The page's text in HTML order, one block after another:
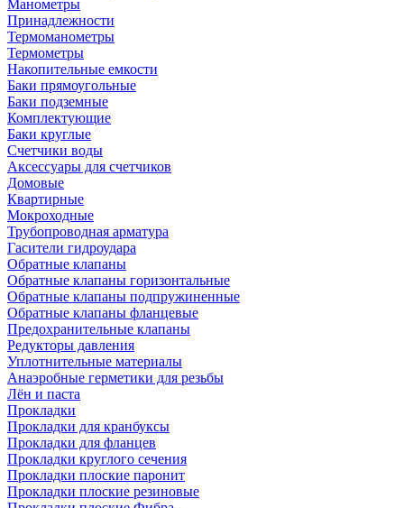
Манометры
Принадлежности
Термоманометры
Термометры
Накопительные емкости
Баки прямоугольные
Баки подземные
Комплектующие
Баки круглые
Счетчики воды
Аксессуары для счетчиков
Домовые
Квартирные
Мокроходные
Трубопроводная арматура
Гасители гидроудара
Обратные клапаны
Обратные клапаны горизонтальные
Обратные клапаны подпружиненные
Обратные клапаны фланцевые
Предохранительные клапаны
Редукторы давления
Уплотнительные материалы
Анаэробные герметики для резьбы
Лён и паста
Прокладки
Прокладки для кранбуксы
Прокладки для фланцев
Прокладки круглого сечения
Прокладки плоские паронит
Прокладки плоские резиновые